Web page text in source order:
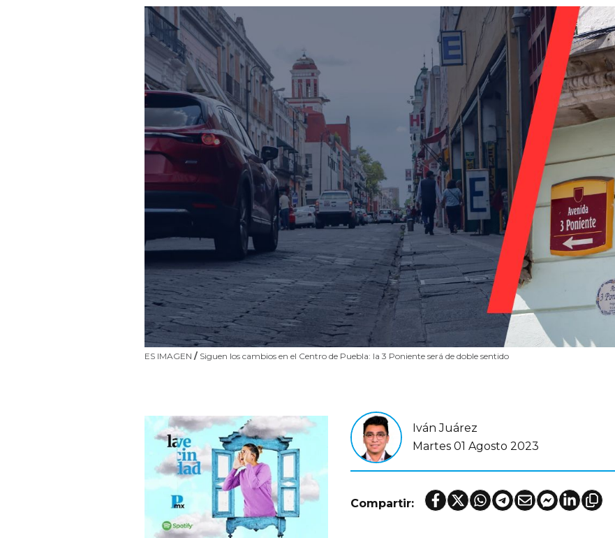
ES IMAGEN / Siguen los cambios en el Centro de Puebla: la 3 Poniente será de doble sentido
Iván Juárez
Martes 01 Agosto 2023
Compartir: